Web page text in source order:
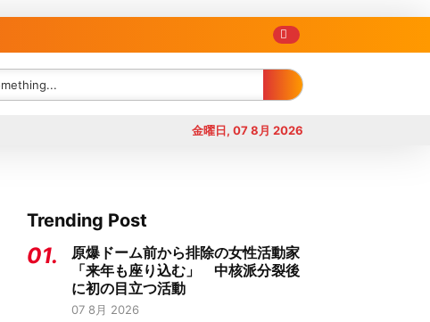
金曜日, 07 8月 2026
Trending Post
01.
原爆ドーム前から排除の女性活動家
「来年も座り込む」 中核派分裂後
に初の目立つ活動
07 8月 2026